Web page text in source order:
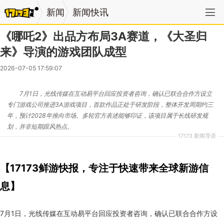
新闻 新闻快讯
《哪吒2》出品方布局3A赛道，《大圣归
来》导演的游戏团队成型
2026-07-05 17:59:07
17173 新闻导语
7月1日，光线传媒在互动易平台回应投资者咨询，确认已联合合作方设立
专门游戏公司推进3A游戏项目，首款作品正处于研发阶段，整体开发周期约三
年，预计2028年推向市场。多轮官方表述能够印证，该项目属于长线研发规
划，并非短期跟风热点。
【17173鲜游快报，专注于快速带来全球新游信
息】
7月1日，光线传媒在互动易平台回应投资者咨询，确认已联合合作方设